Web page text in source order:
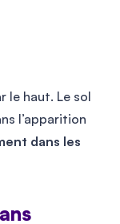
le haut. Le sol
l’apparition
dans les